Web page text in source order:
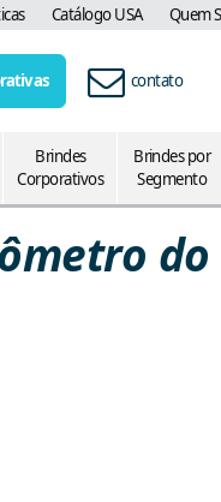
Catálogo USA Quem
contato
Brindes
Corporativos
Brindes por
Segmento